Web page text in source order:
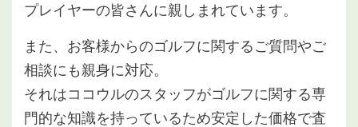
プレイヤーの皆さんに親しまれています。
また、お客様からのゴルフに関するご質問やご
相談にも親身に対応。
それはココウルのスタッフがゴルフに関する専
門的な知識を持っているため安定した価格で査